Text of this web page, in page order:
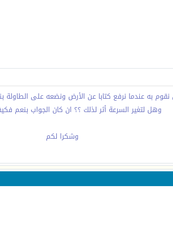
نقوم به عندما نرفع كتابا عن الأرض ونضعه على
وهل لتغير السرعة أثر لذلك ؟؟ ان كان الجواب بنعم
وشكرا لكم